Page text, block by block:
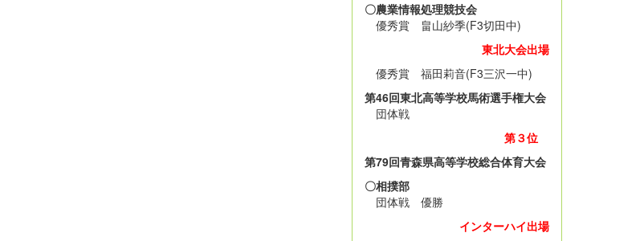
〇農業情報処理競技会
優秀賞 畠山紗季(F3切田中)
東北大会出場
優秀賞 福田莉音(F3三沢一中)
第46回東北高等学校馬術選手権大会
団体戦
第３位
第79回青森県高等学校総合体育大会
〇相撲部
団体戦 優勝
インターハイ出場